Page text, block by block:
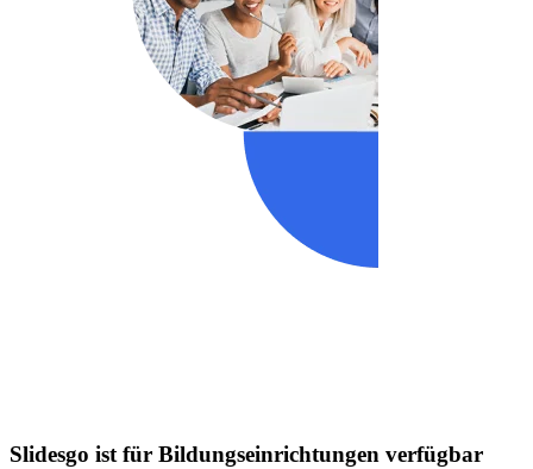
Slidesgo ist für Bildungseinrichtungen verfügbar